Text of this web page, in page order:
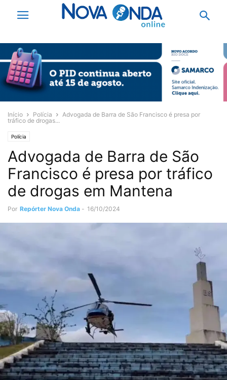
Início Polícia
Advogada de Barra de São Francisco é presa por
tráfico de drogas...
Polícia
Advogada de Barra de São
Francisco é presa por tráfico
de drogas em Mantena
Por Repórter Nova Onda - 16/10/2024